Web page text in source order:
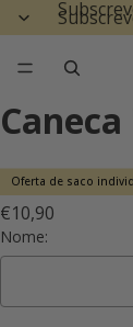
Oferta de saco
€10,90
Nome: